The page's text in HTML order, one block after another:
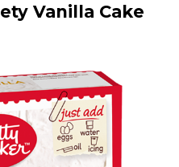
Vanilla Cake